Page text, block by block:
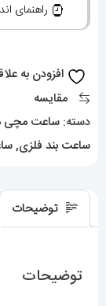
TAG
HEUER
راهنمای
افزودن به
مقایسه
دسته:ساعت مچی
ساعت بند فلزی,
توضیحات
توضیحات